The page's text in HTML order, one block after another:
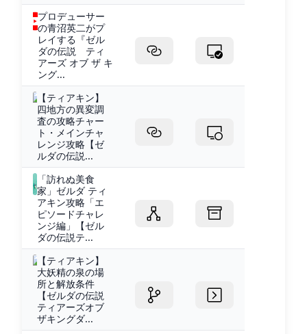
プロデューサー
の青沼英二がプ
レイする『ゼル
ダの伝説 ティ
アーズ オブ ザ キ
ング...
【ティアキン】
四地方の異変調
査の攻略チャー
ト・メインチャ
レンジ攻略【ゼ
ルダの伝説...
「訪れぬ美食
家」ゼルダ ティ
アキン攻略「エ
ピソードチャレ
ンジ編」【ゼル
ダの伝説テ...
【ティアキン】
大妖精の泉の場
所と解放条件
【ゼルダの伝説
ティアーズオブ
ザキングダ...